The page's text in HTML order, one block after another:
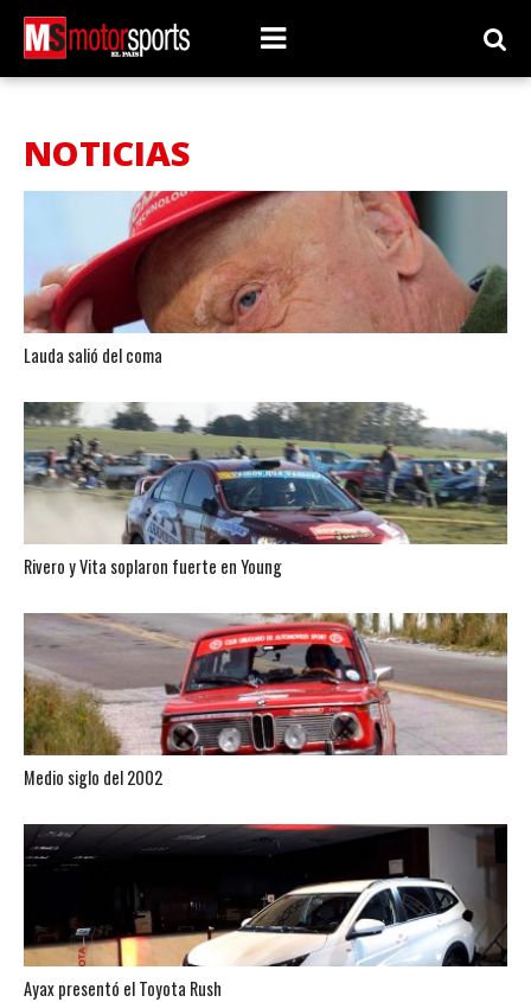
NOTICIAS
Lauda salió del coma
Rivero y Vita soplaron fuerte en Young
Medio siglo del 2002
Ayax presentó el Toyota Rush